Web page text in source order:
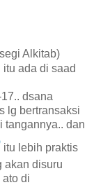
Alkitab)
ada di saad
dsana
lg bertransaksi
tangannya.. dan
itu lebih praktis
akan disuru
di